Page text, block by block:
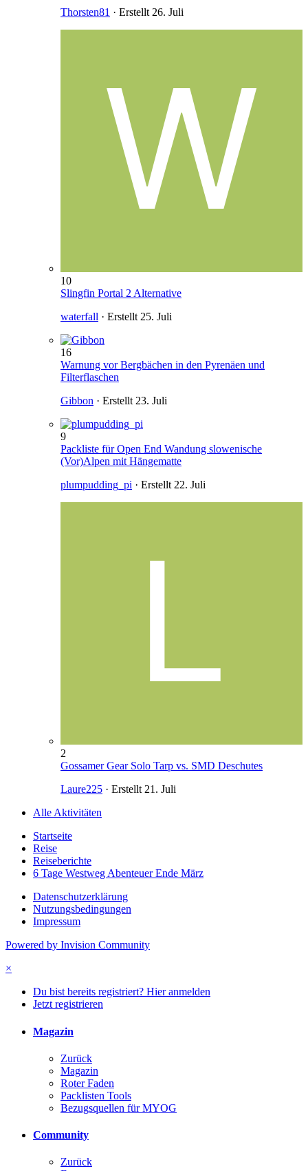
Thorsten81 · Erstellt26. Juli
10
Slingfin Portal 2 Alternative
waterfall · Erstellt25. Juli
16
Warnung vor Bergbächen in den Pyrenäen und
Filterflaschen
Gibbon · Erstellt23. Juli
9
Packliste für Open End Wandung slowenische
(Vor)Alpen mit Hängematte
plumpudding_pi · Erstellt22. Juli
2
Gossamer Gear Solo Tarp vs. SMD Deschutes
Laure225 · Erstellt21. Juli
Alle Aktivitäten
Startseite
Reise
Reiseberichte
6 Tage Westweg Abenteuer Ende März
Datenschutzerklärung
Nutzungsbedingungen
Impressum
Powered by Invision Community
×
Du bist bereits registriert? Hier anmelden
Jetzt registrieren
Magazin
Zurück
Magazin
Roter Faden
Packlisten Tools
Bezugsquellen für MYOG
Community
Zurück